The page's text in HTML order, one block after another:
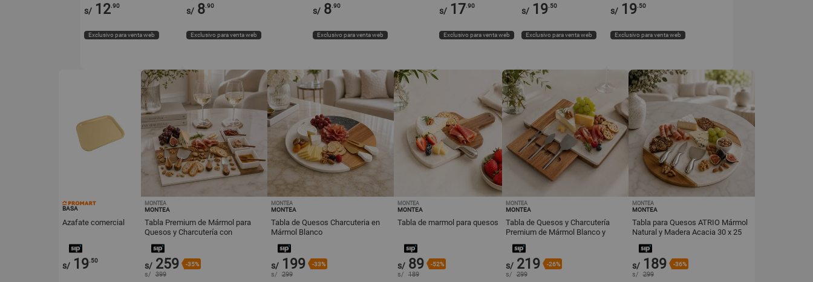
s/ 12.90
Exclusivo para venta web
s/ 8.90
Exclusivo para venta web
s/ 8.90
Exclusivo para venta web
s/ 17.90
Exclusivo para venta web
s/ 19.50
Exclusivo para venta web
s/ 19.50
Exclusivo para venta web
BASA
Azafate comercial
s/ 19.50
MONTEA
MONTEA
Tabla Premium de Mármol para
Quesos y Charcutería con
s/ 259 -35%
s/ 399
MONTEA
MONTEA
Tabla de Quesos Charcuteria en
Mármol Blanco
s/ 199 -33%
s/ 299
MONTEA
MONTEA
Tabla de marmol para quesos
s/ 89 -52%
s/ 189
MONTEA
MONTEA
Tabla de Quesos y Charcutería
Premium de Mármol Blanco y
s/ 219 -26%
s/ 299
MONTEA
MONTEA
Tabla para Quesos ATRIO Mármol
Natural y Madera Acacia 30 x 25
s/ 189 -36%
s/ 299